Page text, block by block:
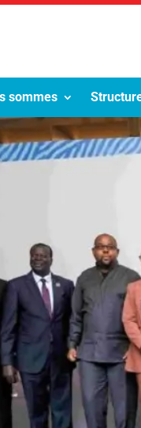
sommes